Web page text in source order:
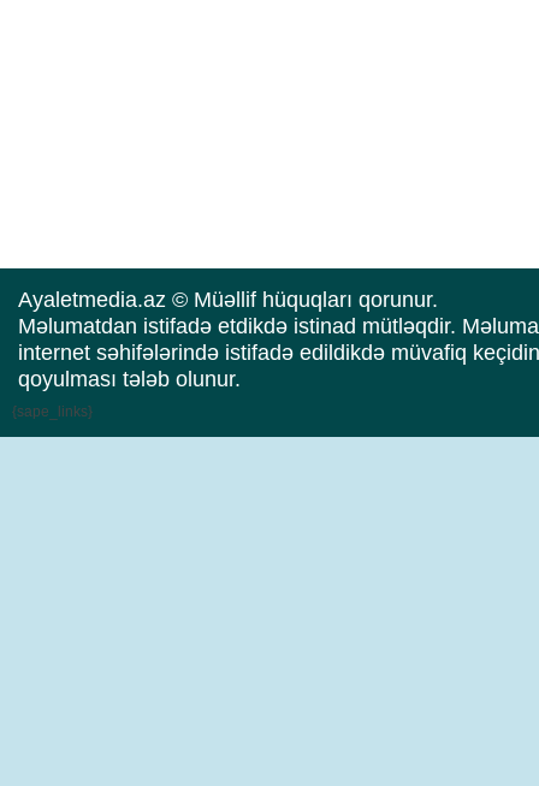
Ayaletmedia.az © Müəllif hüquqları qorunur.
Məlumatdan istifadə etdikdə istinad mütləqdir.
internet səhifələrində istifadə edildikdə müvafiq keçidin
qoyulması tələb olunur.
{sape_links}